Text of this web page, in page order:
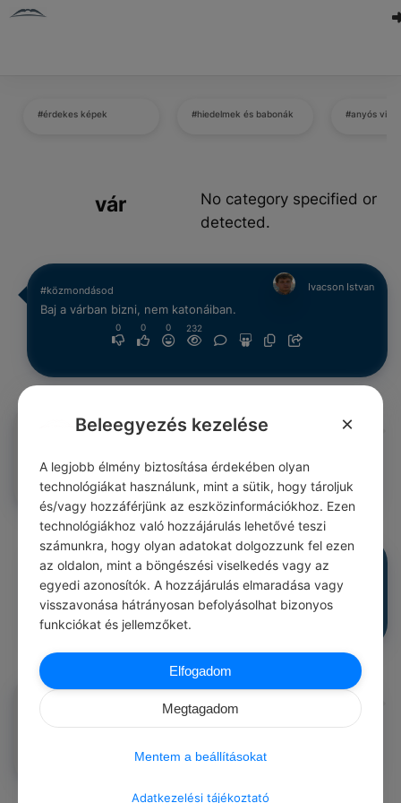
#érdekes képek #hiedelmek és babonák #anyós
vár
No category specified or
detected.
#közmondásod Ivacson Istvan
Baj a várban bizni, nem katonáiban.
0 0 0 232
#közmondásod Ivacson Istvan
0 0 0 232
#közmondásod
Azé a vár, kié a mező.
232
#közmondásod Kollo Erzsebet
Nem lehet fa pénzen várat épiteni.
Beleegyezés kezelése ×
A legjobb élmény biztosítása érdekében olyan
technológiákat használunk, mint a sütik, hogy tároljuk
és/vagy hozzáférjünk az eszközinformációkhoz. Ezen
technológiákhoz való hozzájárulás lehetővé teszi
számunkra, hogy olyan adatokat dolgozzunk fel ezen
az oldalon, mint a böngészési viselkedés vagy az
egyedi azonosítók. A hozzájárulás elmaradása vagy
visszavonása hátrányosan befolyásolhat bizonyos
funkciókat és jellemzőket.
Elfogadom
Megtagadom
Mentem a beállításokat
Adatkezelési tájékoztató